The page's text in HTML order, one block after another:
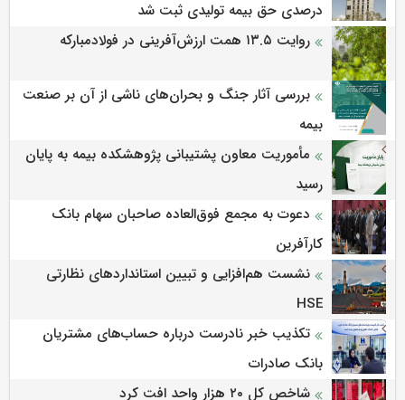
درصدی حق بیمه تولیدی ثبت شد
روایت ۱۳.۵ همت ارزش‌آفرینی در فولادمبارکه
بررسی آثار جنگ و بحران‌های ناشی از آن بر صنعت
بیمه
مأموریت معاون پشتیبانی پژوهشكده بیمه به پایان
رسید
دعوت به مجمع فوق‌العاده صاحبان سهام بانک
کارآفرین
نشست هم‌افزایی و تبیین استانداردهای نظارتی
HSE
تکذیب خبر نادرست درباره حساب‌های مشتریان
بانک صادرات
شاخص کل ۲۰ هزار واحد افت کرد